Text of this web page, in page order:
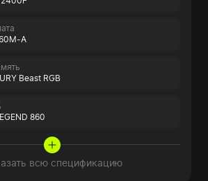
A
Beast RGB
860
всю спецификацию